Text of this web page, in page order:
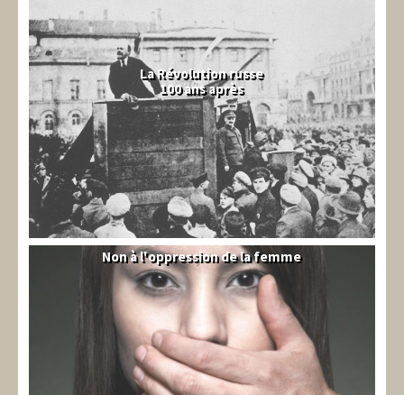
La Révolution russe
100 ans après
Syrie
Non à l'oppression de la femme